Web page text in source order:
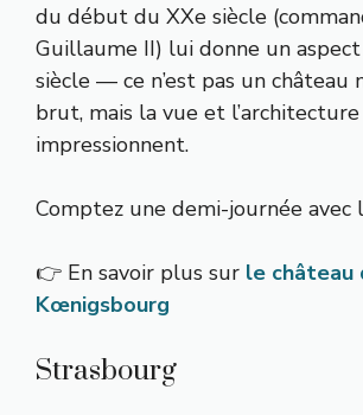
du début du XXe siècle
Guillaume II) lui donne un
siècle — ce n’est pas un château
brut, mais la vue et l’architecture
impressionnent.
Comptez une demi-journée avec
👉 En savoir plus sur le château
Kœnigsbourg
Strasbourg